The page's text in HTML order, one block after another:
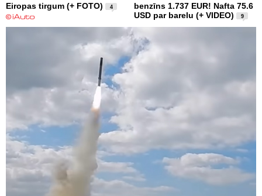
Eiropas tirgum (+ FOTO)
4
benzīns 1.737 EUR! Nafta 75.6
USD par barelu (+ VIDEO)
9